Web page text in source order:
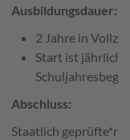
Ausbildungsdauer:
2 Jahre in
Start ist jährlich
Abschluss:
Staatlich geprüfte*r